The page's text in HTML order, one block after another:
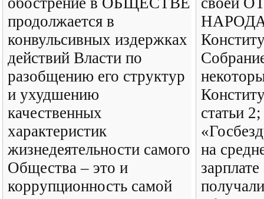
продолжается в
конвульсивных издержках
действий Власти по
разобщению его структур
и ухудшению
качественных
характеристик
жизнедеятельности самого
Общества – это и
коррупционность самой
НАРОДА
статьи
на